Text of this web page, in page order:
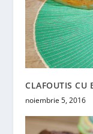
CLAFOUTIS CU
noiembrie 5, 2016